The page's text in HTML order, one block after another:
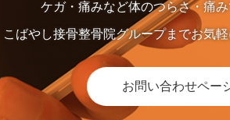
ケガ・痛みなど体のつらさ・痛
こばやし接骨整骨院グループまでお気軽
お問い合わせペー